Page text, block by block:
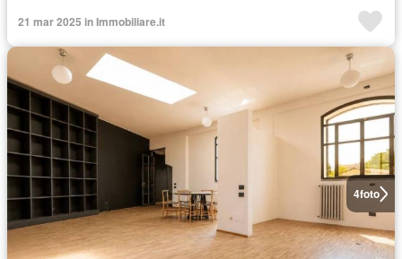
21 mar 2025 in Immobiliare.it
4foto